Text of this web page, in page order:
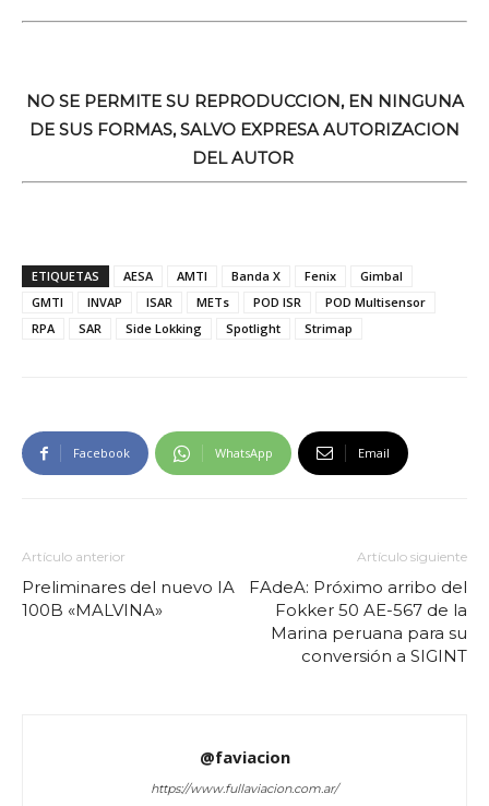
NO SE PERMITE SU REPRODUCCION, EN NINGUNA
DE SUS FORMAS, SALVO EXPRESA AUTORIZACION
DEL AUTOR
ETIQUETAS AESA AMTI Banda X Fenix
Gimbal
GMTI
INVAP ISAR METs POD ISR
POD Multisensor
RPA
SAR Side Lokking Spotlight Strimap
Facebook WhatsApp Email
Artículo anterior
Preliminares del nuevo IA
100B «MALVINA»
Artículo siguiente
FAdeA: Próximo arribo del
Fokker 50 AE-567 de la
Marina peruana para su
conversión a SIGINT
@faviacion
https://www.fullaviacion.com.ar/